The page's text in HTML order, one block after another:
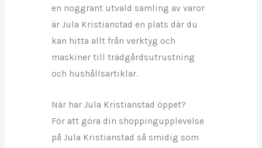
en noggrant utvald samling av varor
är Jula Kristianstad en plats där du
kan hitta allt från verktyg och
maskiner till trädgårdsutrustning
och hushållsartiklar.
När har Jula Kristianstad öppet?
För att göra din shoppingupplevelse
på Jula Kristianstad så smidig som